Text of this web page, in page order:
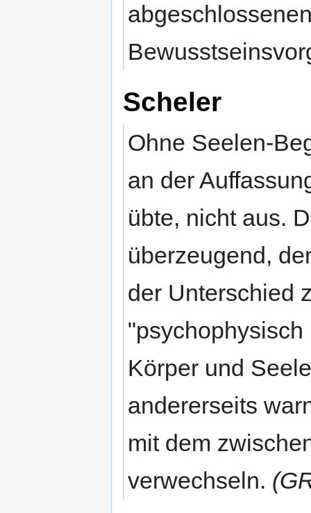
Scheler
Ohne Seelen-
an der
übte, nicht aus.
überzeugend,
der Unterschied
Körper und
andererseits
mit dem
verwechseln.